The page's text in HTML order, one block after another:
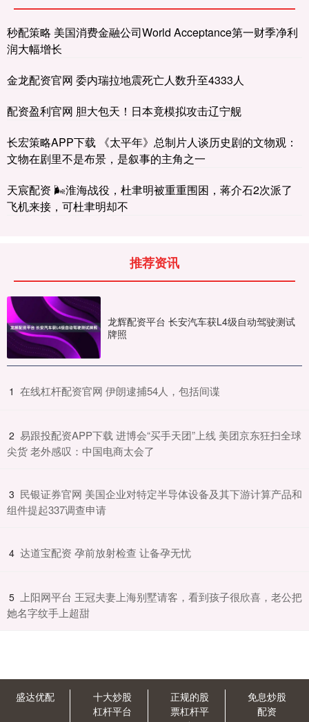
秒配策略 美国消费金融公司World Acceptance第一财季净利
润大幅增长
金龙配资官网 委内瑞拉地震死亡人数升至4333人
配资盈利官网 胆大包天！日本竟模拟攻击辽宁舰
长宏策略APP下载 《太平年》总制片人谈历史剧的文物观：
文物在剧里不是布景，是叙事的主角之一
天宸配资 🌬淮海战役，杜聿明被重重围困，蒋介石2次派了
飞机来接，可杜聿明却不
推荐资讯
龙辉配资平台 长安汽车获L4级自动驾驶测试
牌照
1 ​在线杠杆配资官网 伊朗逮捕54人，包括间谍
2 ​易跟投配资APP下载 进博会“买手天团”上线 美团京东狂扫全球
尖货 老外感叹：中国电商太会了
3 ​民银证券官网 美国企业对特定半导体设备及其下游计算产品和
组件提起337调查申请
4 ​达道宝配资 孕前放射检查 让备孕无忧
5 ​上阳网平台 王冠夫妻上海别墅请客，看到孩子很欣喜，老公把
她名字纹手上超甜
盛达优配
十大炒股
杠杆平台
正规的股
票杠杆平
免息炒股
配资